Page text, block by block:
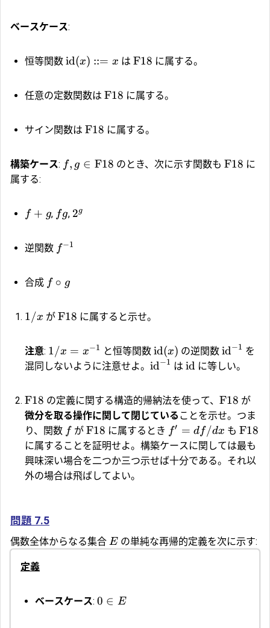
ベースケース:
恒等関数 id(x) ::= x は F18 に属する。
任意の定数関数は F18 に属する。
サイン関数は F18 に属する。
構築ケース: f, g ∈ F18 のとき、次に示す関数も F18 に
属する:
f + g, fg, 2g
逆関数 f−1
合成 f ∘ g
1/x が F18 に属すると示せ。
注意: 1/x = x−1 と恒等関数 id(x) の逆関数 id−1 を
混同しないように注意せよ。 id−1 は id に等しい。
F18 の定義に関する構造的帰納法を使って、 F18 が
微分を取る操作に関して閉じている ことを示せ。つま
り、関数 f がF18 に属するとき f′ = df /dx もF18
に属することを証明せよ。構築ケースに関しては最も
興味深い場合を二つか三つ示せば十分である。それ以
外の場合は飛ばしてよい。
問題 7.5
偶数全体からなる集合 E の単純な再帰的定義を次に示す:
定義
ベースケース: 0 ∈ E